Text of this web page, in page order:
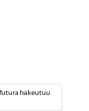
hakeutuu